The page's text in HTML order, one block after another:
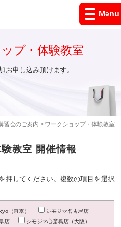
Menu
習会のご案内 > ワークショップ・体験教室
プ・体験教室
お申し込み頂けます。
教室 開催情報
押してください。複数の項目を選択
（東京）
シモジマ名古屋店
店
シモジマ心斎橋店（大阪）